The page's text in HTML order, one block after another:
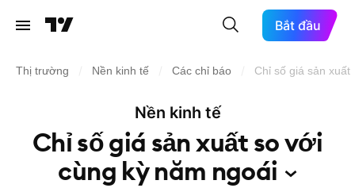
Bắt đầu
Thị trường Nền kinh tế Các chỉ báo Chỉ số giá sản
Nền kinh tế
Chỉ số giá sản xuất so với
cùng kỳ năm ngoái